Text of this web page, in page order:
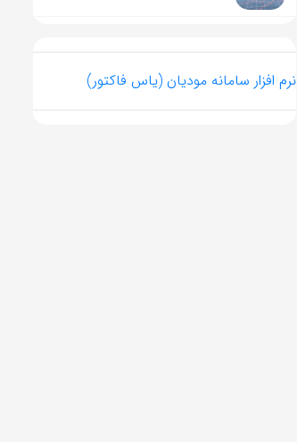
نرم افزار سامانه مودیان (یاس فاکتور)